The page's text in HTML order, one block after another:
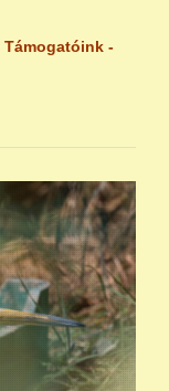
Támogatóink-